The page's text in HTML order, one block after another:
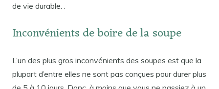
de vie durable. .
Inconvénients de boire de la soupe
L’un des plus gros inconvénients des soupes est que la
plupart d’entre elles ne sont pas conçues pour durer plus